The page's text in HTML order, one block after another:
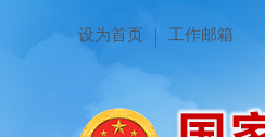
设为首页 工作邮箱